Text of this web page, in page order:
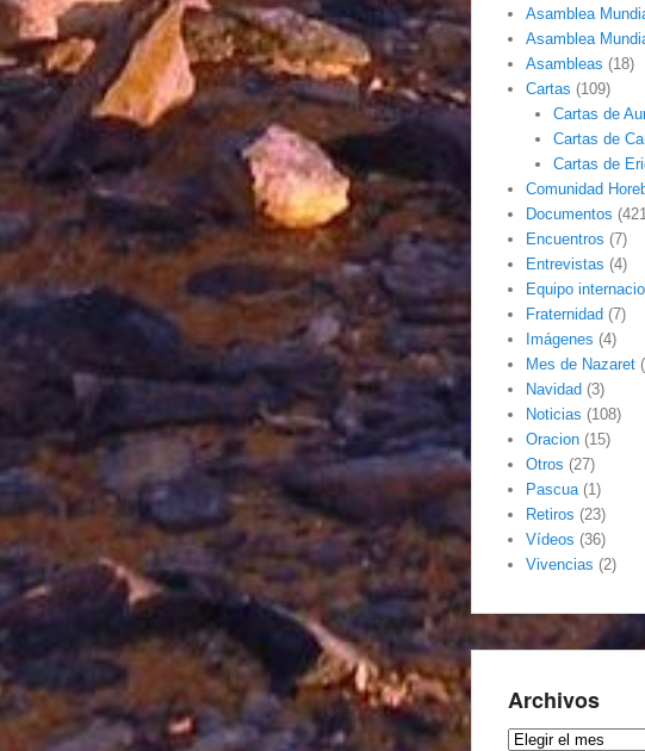
Asamblea
Asamblea
Asambleas (18)
Cartas (109)
Cartas de
Cartas de
Cartas de
Comunidad
Documentos
Encuentros (7)
Entrevistas (4)
Equipo
Fraternidad (7)
Imágenes (4)
Mes de Nazaret
Navidad (3)
Noticias (108)
Oracion (15)
Otros (27)
Pascua(1)
Retiros (23)
Vídeos (36)
Vivencias (2)
Archivos
Archivos